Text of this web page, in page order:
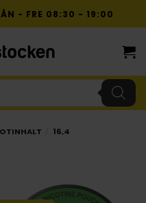
- FRE 08:30 - 19:00
16,4